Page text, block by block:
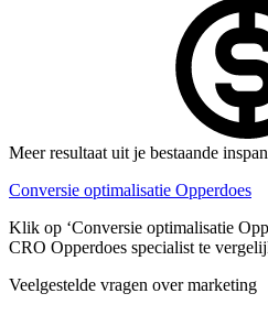
Meer resultaat uit je bestaande
Conversie optimalisatie Opperdoes
Klik op ‘Conversie optimalisatie
CRO Opperdoes specialist te
Veelgestelde vragen over marketing